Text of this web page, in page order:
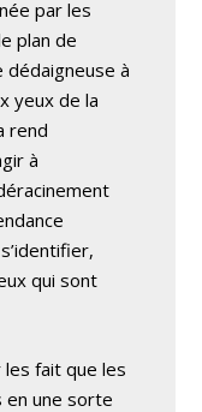
par les
plan de
à
yeux de la
rend
à
qui sont
fait que les
en une sorte